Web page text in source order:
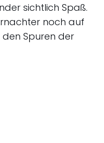
sichtlich Spaß.
noch auf
Spuren der